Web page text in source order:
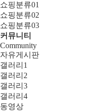
쇼핑분류01
쇼핑분류02
쇼핑분류03
커뮤니티
Community
자유게시판
갤러리1
갤러리2
갤러리3
갤러리4
동영상